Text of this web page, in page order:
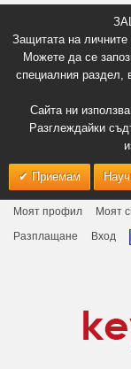
Защитата на
Можете да се
специалния раздел,
Сайта ни
Разглеждайки
Приемам
Моят профил Моят
Разплащане
Вход